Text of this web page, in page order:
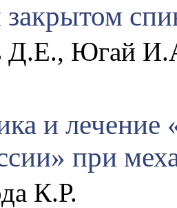
закрытом
Д.Е., Югай
и
при
К.Р.